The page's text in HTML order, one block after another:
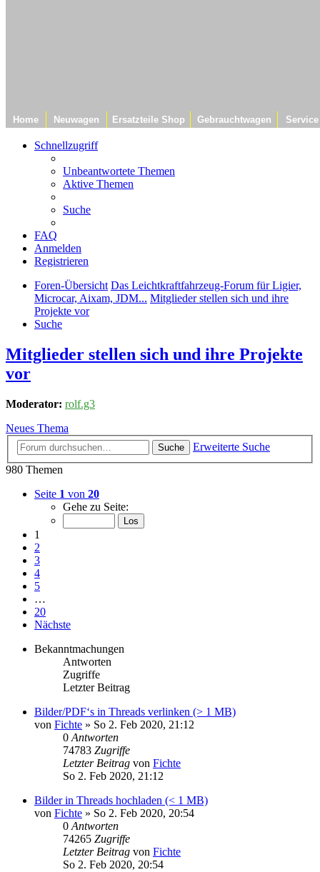
Home Neuwagen Ersatzteile Shop Gebrauchtwagen Service
Schnellzugriff
Unbeantwortete Themen
Aktive Themen
Suche
FAQ
Anmelden
Registrieren
Foren-Übersicht Das Leichtkraftfahrzeug-Forum für Ligier,
Microcar, Aixam, JDM... Mitglieder stellen sich und ihre
Projekte vor
Suche
Mitglieder stellen sich und ihre Projekte
vor
Moderator: rolf.g3
Neues Thema
Suche
Erweiterte Suche
980 Themen
Seite 1 von 20
Gehe zu Seite:
1
2
3
4
5
…
20
Nächste
Bekanntmachungen
Antworten
Zugriffe
Letzter Beitrag
Bilder/PDF‘s in Threads verlinken (> 1 MB)
von Fichte » So 2. Feb 2020, 21:12
0Antworten
74783 Zugriffe
Letzter Beitrag von Fichte
So 2. Feb 2020, 21:12
Bilder in Threads hochladen (< 1 MB)
von Fichte » So 2. Feb 2020, 20:54
0Antworten
74265 Zugriffe
Letzter Beitrag von Fichte
So 2. Feb 2020, 20:54